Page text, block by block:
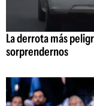
La derrota más
sorprendernos